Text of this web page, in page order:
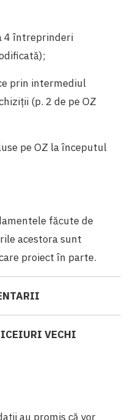
4 întreprinderi
prin intermediul
(p. 2 de pe OZ
pe OZ la începutul
făcute de
acestora sunt
proiect în parte.
VECHI
au promis că vor